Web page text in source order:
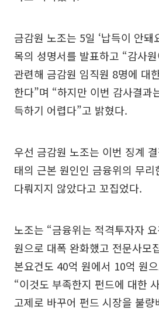
금감원 노조는 5일 ‘납득이 안돼
목의 성명서를 발표하고 “감사
관련해 금감원 임직원 8명에 대
한다”며 “하지만 이번 감사결과
득하기 어렵다”고 밝혔다.
우선 금감원 노조는 이번 징계
태의 근본 원인인 금융위의 무리
다뤄지지 않았다고 꼬집었다.
노조는 “금융위는 적격투자자
원으로 대폭 완화했고 전문사모
본요건도 40억 원에서 10억 원
“이것도 부족한지 펀드에 대한
고제로 바꾸어 펀드 시장을 불